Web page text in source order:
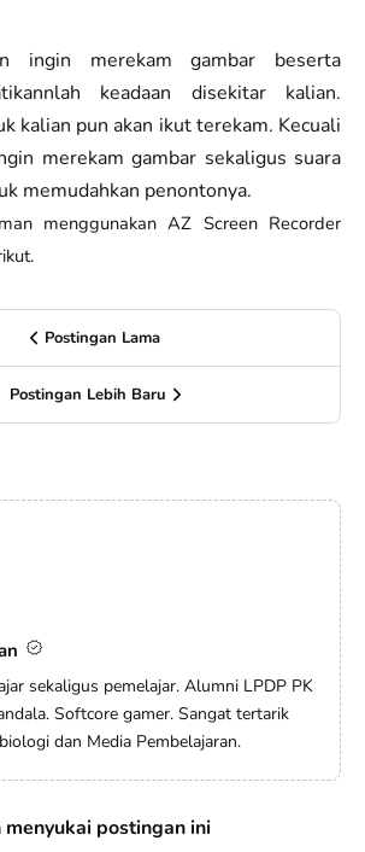
ingin merekam gambar beserta
keadaan disekitar kalian.
kalian pun akan ikut terekam. Kecuali
merekam gambar sekaligus suara
memudahkan penontonya.
menggunakan AZ Screen Recorder
Postingan Lama
Postingan Lebih Baru
sekaligus pemelajar. Alumni LPDP PK
Softcore gamer. Sangat tertarik
dan Media Pembelajaran.
postingan ini